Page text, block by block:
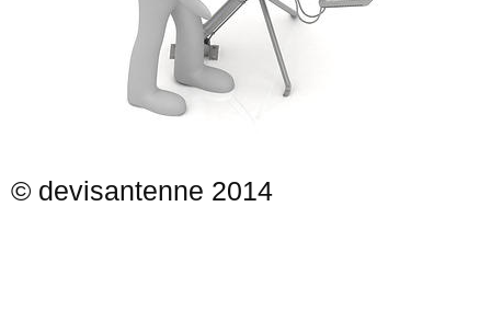
© devisantenne 2014